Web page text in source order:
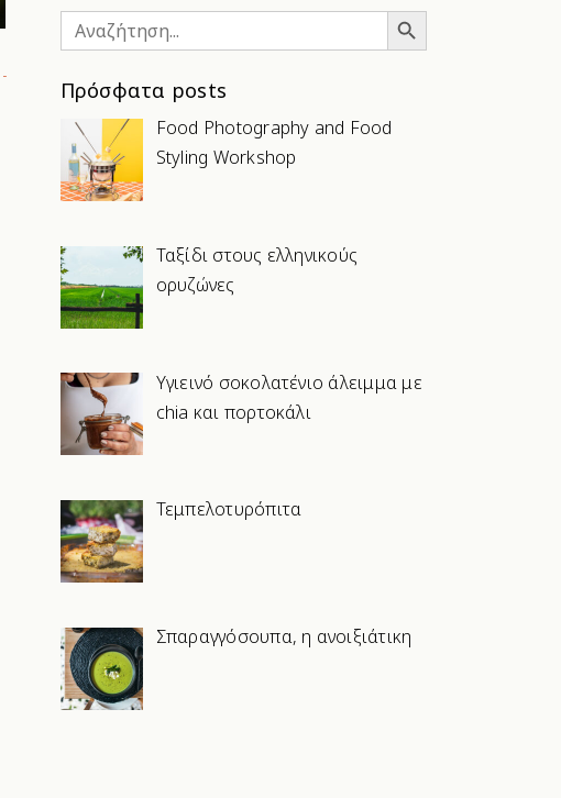
Search
for:
Search Button
Πρόσφατα posts
Food Photography and Food
Styling Workshop
Ταξίδι στους ελληνικούς
ορυζώνες
Υγιεινό σοκολατένιο άλειμμα με
chia και πορτοκάλι
Τεμπελοτυρόπιτα
Σπαραγγόσουπα, η ανοιξιάτικη